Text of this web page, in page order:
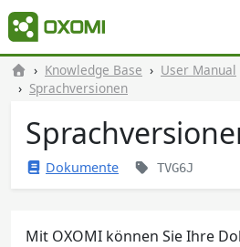
Knowledge Base User Manual
Sprachversionen
Dokumente TVG6J
Mit OXOMI können Sie Ihre